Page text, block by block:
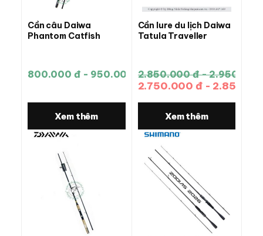
Cần câu Daiwa
Phantom Catfish
800.000 đ - 950.000 đ
Xem thêm
Cần lure du lịch Daiwa
Tatula Traveller
2.850.000 đ - 2.950.000
2.750.000 đ -
Xem thêm